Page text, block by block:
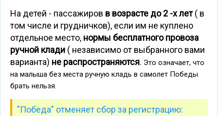
На детей - пассажиров в возрасте до 2 -х лет( в
том числе и грудничков), если им не куплено
отдельное место, нормы бесплатного провоза
ручной клади ( независимо от выбранного вами
варианта) не распространяются. Это означает, что
на малыша без места ручную кладь в самолет Победы
брать нельзя.
"Победа" отменяет сбор за регистрацию: